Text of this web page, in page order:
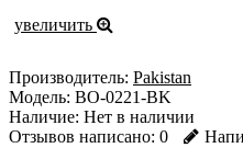
увеличить
Производитель: Pakistan
Модель: BO-0221-BK
Наличие: Нет в наличии
Отзывов написано: 0